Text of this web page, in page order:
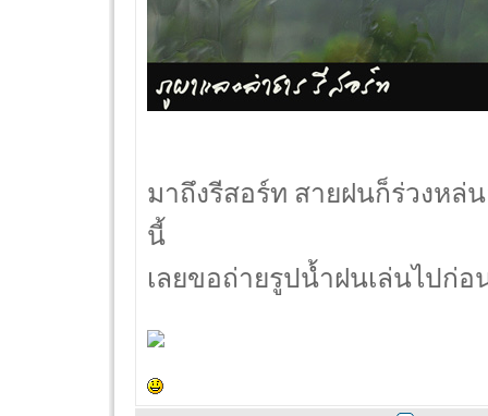
มาถึงรีสอร์ท สายฝนก็ร่วงหล่
นี้
เลยขอถ่ายรูปน้ำฝนเล่นไปก่อ